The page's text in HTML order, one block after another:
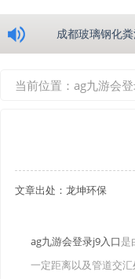
成都玻璃钢化
四川玻璃钢化
关于重庆玻璃
在安装绵阳玻
当前位置： ag九游会
文章出处：龙坤环保
ag九游会登录j9入口是
一定距离以及管道交